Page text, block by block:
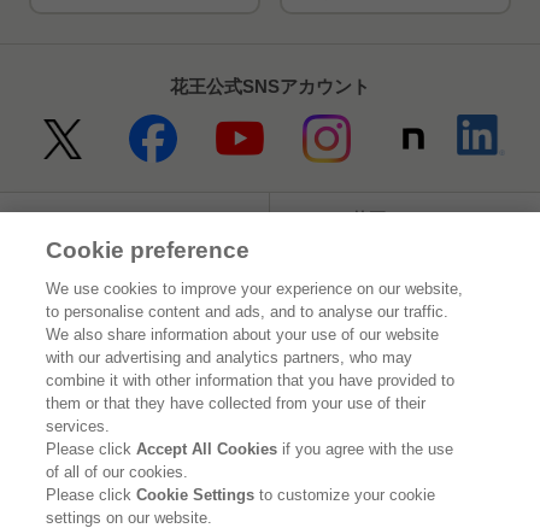
花王公式SNSアカウント
Home 花王について
ブランド 投資家情報
ニュースルーム 採用情報
利用規約 花王のアクセシビリティ 個人情報保護方針
利用者情報の外部送信 ソーシャルメディアポリシー
Cookie preference
We use cookies to improve your experience on our website,
to personalise content and ads, and to analyse our traffic.
We also share information about your use of our website
with our advertising and analytics partners, who may
combine it with other information that you have provided to
them or that they have collected from your use of their
services.
Please clickAccept All Cookies if you agree with the use
of all of our cookies.
Please clickCookie Settingsto customize your cookie
settings on our website.